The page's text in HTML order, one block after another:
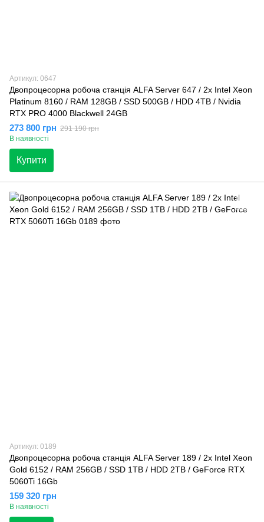
Артикул: 0647
Двопроцесорна робоча станція ALFA Server 647 / 2x Intel Xeon
Platinum 8160 / RAM 128GB / SSD 500GB / HDD 4TB / Nvidia
RTX PRO 4000 Blackwell 24GB
273 800 грн 291 190 грн
В наявності
Купити
Артикул: 0189
Двопроцесорна робоча станція ALFA Server 189 / 2x Intel Xeon
Gold 6152 / RAM 256GB / SSD 1TB / HDD 2TB / GeForce RTX
5060Ti 16Gb
159 320 грн
В наявності